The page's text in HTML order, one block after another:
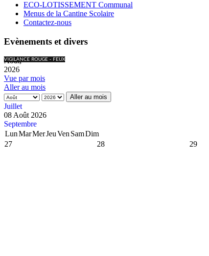
ECO-LOTISSEMENT Communal
Menus de la Cantine Scolaire
Contactez-nous
Evènements et divers
VIGILANCE ROUGE - FEUX
Août,
2026
Vue par mois
Aller au mois
Aller au mois
Juillet
08 Août 2026
Septembre
LunMarMerJeuVen SamDim
27
28 29